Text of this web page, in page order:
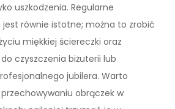
uszkodzenia. Regularne
jest równie istotne; można to zrobić
miękkiej ściereczki oraz
czyszczenia biżuterii lub
jubilera. Warto
obrączek w